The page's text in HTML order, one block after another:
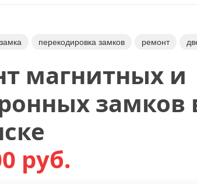
перекодировка замков ремонт
магнитных и
замков
руб.